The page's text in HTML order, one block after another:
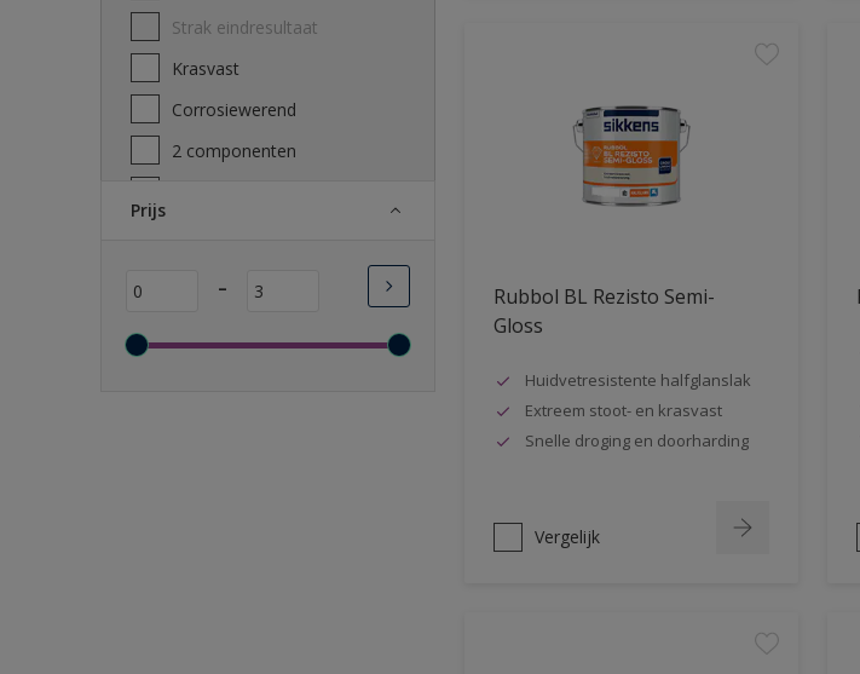
Strak eindresultaat
Krasvast
Corrosiewerend
2 componenten
Wasbaar
Sneldrogend
Prijs
-
Rubbol BL Rezisto Semi-
Gloss
Huidvetresistente halfglanslak
Extreem stoot- en krasvast
Snelle droging en doorharding
Vergelijk